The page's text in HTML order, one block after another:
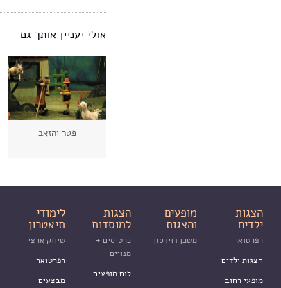
אולי יעניין אותך גם
פטר והזאב
הצגות
ילדים
מופעים
והצגות
הצגות
למוסדות
לימודי
תיאטרון
רפרטואר
הצגות ילדים
מופעי רחוב
משכן דוידסון
כרטיסים +
מנויים
לוח מופעים
שיווק ארצי
רפרטואר
מבצעים